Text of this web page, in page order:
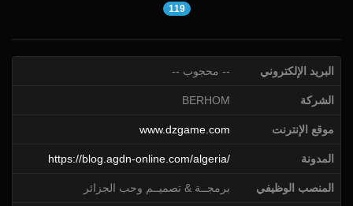
119
البريد الإلكتروني -- محجوب --
الشركة BERHOM
موقع الإنترنت www.dzgame.com
المدونة https://blog.agdn-online.com/algeria/
المنصب الوظيفي برمجــة & تصميــم وحب الجزائر